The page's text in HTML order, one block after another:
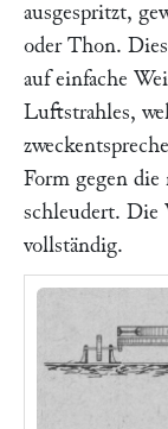
ausgespritzt,
oder Thon.
auf einfache
Luftstrahles,
Form gegen die
schleudert. Die
vollständig.